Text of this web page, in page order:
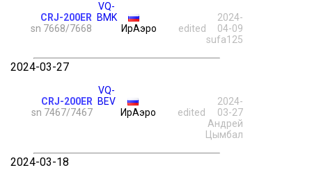
CRJ-200ER
sn 7668/7668
VQ-
BMK
ИрАэро
edited
2024-
04-09
sufa125
2024-03-27
CRJ-200ER
sn 7467/7467
VQ-
BEV
ИрАэро
edited
2024-
03-27
Андрей
Цымбал
2024-03-18